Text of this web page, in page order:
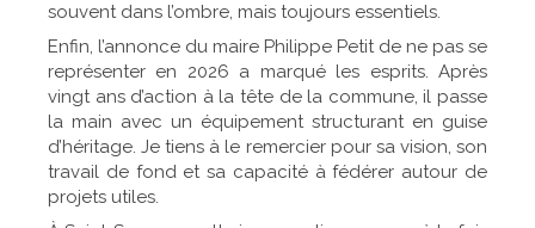
souvent dans l’ombre, mais toujours essentiels.
Enfin, l’annonce du maire Philippe Petit de ne pas se
représenter en 2026 a marqué les esprits. Après
vingt ans d’action à la tête de la commune, il passe
la main avec un équipement structurant en guise
d’héritage. Je tiens à le remercier pour sa vision, son
travail de fond et sa capacité à fédérer autour de
projets utiles.